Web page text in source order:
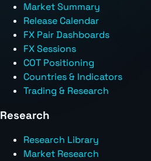
Market Summary
Release Calendar
FX Pair Dashboards
FX Sessions
COT Positioning
Countries & Indicators
Trading & Research
Research
Research Library
Market Research